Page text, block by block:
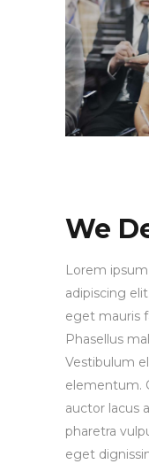
We
Lorem
adipiscing
eget mauris
Phasellus
Vestibulum
elementum.
auctor lacus
pharetra
eget